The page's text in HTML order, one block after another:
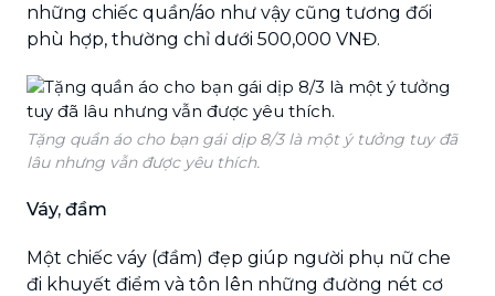
những chiếc quần/áo như vậy cũng tương đối
phù hợp, thường chỉ dưới 500,000 VNĐ.
Tặng quần áo cho bạn gái dịp 8/3 là một ý tưởng tuy đã
lâu nhưng vẫn được yêu thích.
Váy, đầm
Một chiếc váy (đầm) đẹp giúp người phụ nữ che
đi khuyết điểm và tôn lên những đường nét cơ